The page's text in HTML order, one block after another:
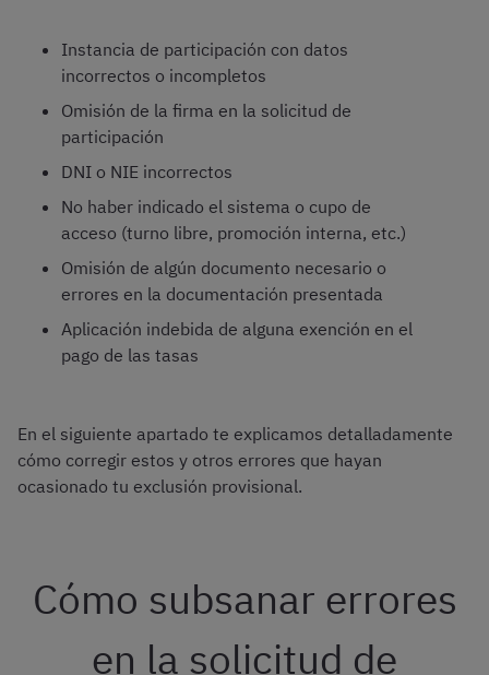
Instancia de participación con datos
incorrectos o incompletos
Omisión de la firma en la solicitud de
participación
DNI o NIE incorrectos
No haber indicado el sistema o cupo de
acceso (turno libre, promoción interna, etc.)
Omisión de algún documento necesario o
errores en la documentación presentada
Aplicación indebida de alguna exención en el
pago de las tasas
En el siguiente apartado te explicamos detalladamente
cómo corregir estos y otros errores que hayan
ocasionado tu exclusión provisional.
Cómo subsanar errores
en la solicitud de